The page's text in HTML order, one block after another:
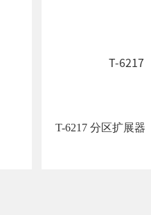
T-6217 分区扩展器